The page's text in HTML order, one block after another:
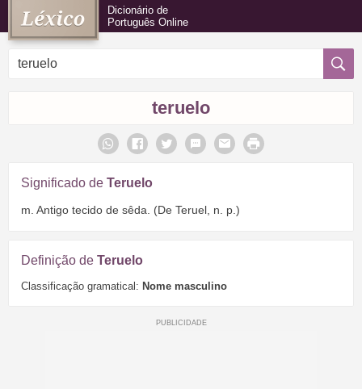
Dicionário de
Português Online
teruelo
Significado de Teruelo
m. Antigo tecido de sêda. (De Teruel, n. p.)
Definição de Teruelo
Classificação gramatical: Nome masculino